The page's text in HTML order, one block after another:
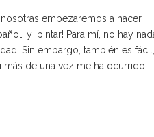
empezaremos a hacer
y ¡pintar! Para mí, no hay
Sin embargo, también es fácil,
de una vez me ha ocurrido,